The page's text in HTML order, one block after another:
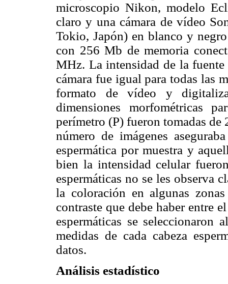
microscopio Nikon, modelo
claro y una cámara de vídeo
Tokio, Japón) en blanco y
con 256 Mb de memoria
MHz. La intensidad de la
cámara fue igual para todas las
formato de vídeo y
dimensiones morfométricas
perímetro (P) fueron tomadas
número de imágenes
espermática por muestra y
bien la intensidad celular
espermáticas no se les observa
la coloración en algunas
contraste que debe haber entre
espermáticas se seleccionaron
medidas de cada cabeza
datos.
Análisis estadístico